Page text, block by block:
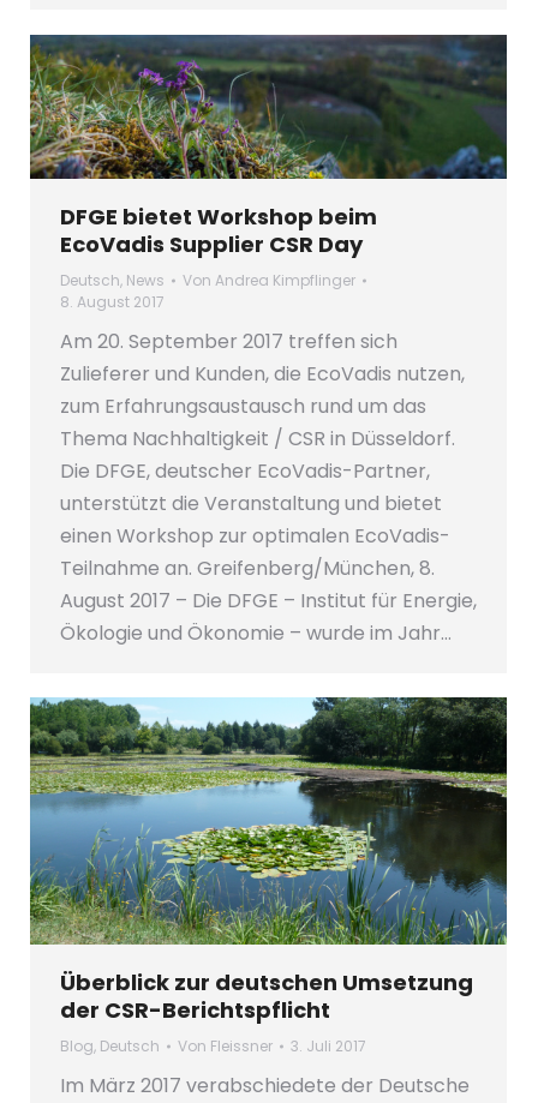
DFGE bietet Workshop beim
EcoVadis Supplier CSR Day
Deutsch, News Von Andrea Kimpflinger
8. August 2017
Am 20. September 2017 treffen sich
Zulieferer und Kunden, die EcoVadis nutzen,
zum Erfahrungsaustausch rund um das
Thema Nachhaltigkeit / CSR in Düsseldorf.
Die DFGE, deutscher EcoVadis-Partner,
unterstützt die Veranstaltung und bietet
einen Workshop zur optimalen EcoVadis-
Teilnahme an. Greifenberg/München, 8.
August 2017 – Die DFGE – Institut für Energie,
Ökologie und Ökonomie – wurde im Jahr…
Überblick zur deutschen Umsetzung
der CSR-Berichtspflicht
Blog, Deutsch Von Fleissner 3. Juli 2017
Im März 2017 verabschiedete der Deutsche